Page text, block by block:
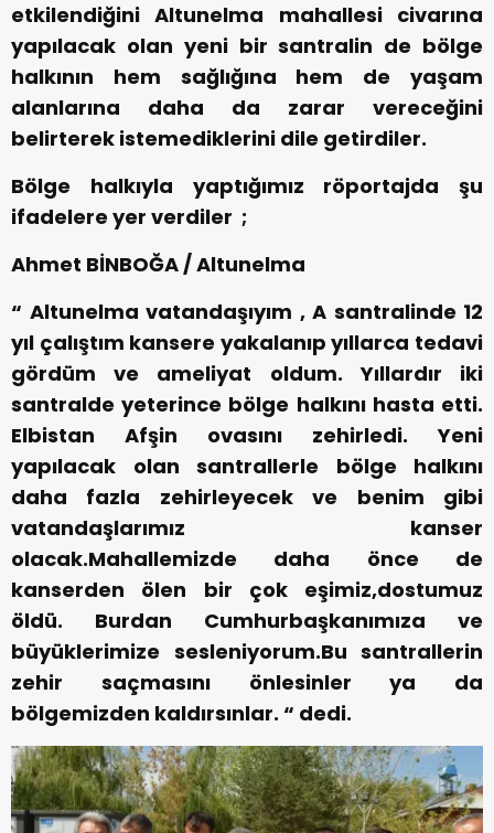
etkilendiğini Altunelma mahallesi civarına
yapılacak olan yeni bir santralin de bölge
halkının hem sağlığına hem de yaşam
alanlarına daha da zarar vereceğini
belirterek istemediklerini dile getirdiler.
Bölge halkıyla yaptığımız röportajda şu
ifadelere yer verdiler ;
Ahmet BİNBOĞA / Altunelma
“ Altunelma vatandaşıyım , A santralinde 12
yıl çalıştım kansere yakalanıp yıllarca tedavi
gördüm ve ameliyat oldum. Yıllardır iki
santralde yeterince bölge halkını hasta etti.
Elbistan Afşin ovasını zehirledi. Yeni
yapılacak olan santrallerle bölge halkını
daha fazla zehirleyecek ve benim gibi
vatandaşlarımız kanser
olacak.Mahallemizde daha önce de
kanserden ölen bir çok eşimiz,dostumuz
öldü. Burdan Cumhurbaşkanımıza ve
büyüklerimize sesleniyorum.Bu santrallerin
zehir saçmasını önlesinler ya da
bölgemizden kaldırsınlar. “ dedi.